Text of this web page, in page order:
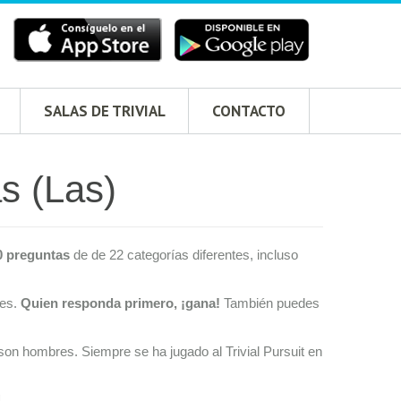
SALAS DE TRIVIAL CONTACTO
(Las)
preguntas de de 22 categorías diferentes, incluso
Quien responda primero, ¡gana! También puedes
hombres. Siempre se ha jugado al Trivial Pursuit en